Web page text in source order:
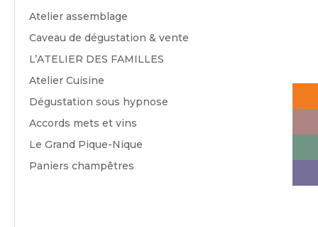
Atelier assemblage
Caveau de dégustation & vente
L’ATELIER DES FAMILLES
Atelier Cuisine
Dégustation sous hypnose
Accords mets et vins
Le Grand Pique-Nique
Paniers champêtres